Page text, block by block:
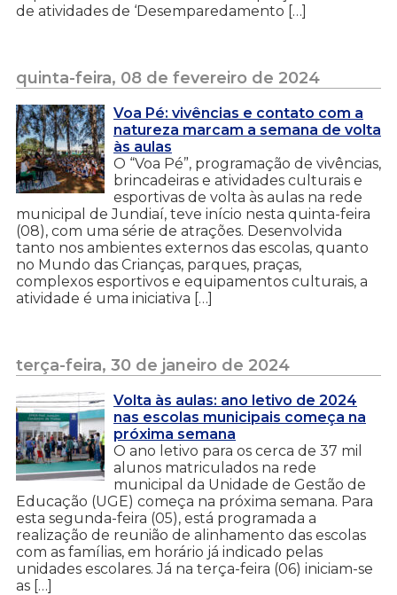
de atividades de ‘Desemparedamento […]
quinta-feira, 08 de fevereiro de 2024
Voa Pé: vivências e contato com a
natureza marcam a semana de volta
às aulas
O “Voa Pé”, programação de vivências,
brincadeiras e atividades culturais e
esportivas de volta às aulas na rede
municipal de Jundiaí, teve início nesta quinta-feira
(08), com uma série de atrações. Desenvolvida
tanto nos ambientes externos das escolas, quanto
no Mundo das Crianças, parques, praças,
complexos esportivos e equipamentos culturais, a
atividade é uma iniciativa […]
terça-feira, 30 de janeiro de 2024
Volta às aulas: ano letivo de 2024
nas escolas municipais começa na
próxima semana
O ano letivo para os cerca de 37 mil
alunos matriculados na rede
municipal da Unidade de Gestão de
Educação (UGE) começa na próxima semana. Para
esta segunda-feira (05), está programada a
realização de reunião de alinhamento das escolas
com as famílias, em horário já indicado pelas
unidades escolares. Já na terça-feira (06) iniciam-se
as […]